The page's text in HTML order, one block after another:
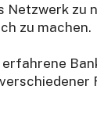
Netzwerk zu
zu machen.